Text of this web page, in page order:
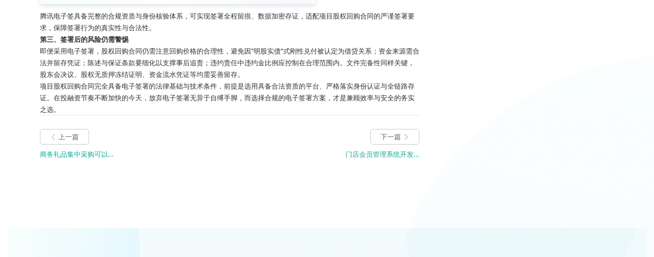
腾讯电子签具备完整的合规资质与身份核验体系，可实现签署全程留痕、数据加密存证，适配项目股权回购合同的严谨签署要
求，保障签署行为的真实性与合法性。
第三、签署后的风险仍需警惕
即便采用电子签署，股权回购合同仍需注意回购价格的合理性，避免因"明股实债"式刚性兑付被认定为借贷关系；资金来源需合
法并留存凭证；陈述与保证条款要细化以支撑事后追责；违约责任中违约金比例应控制在合理范围内。文件完备性同样关键，
股东会决议、股权无质押冻结证明、资金流水凭证等均需妥善留存。
项目股权回购合同完全具备电子签署的法律基础与技术条件，前提是选用具备合法资质的平台、严格落实身份认证与全链路存
证。在投融资节奏不断加快的今天，放弃电子签署无异于自缚手脚，而选择合规的电子签署方案，才是兼顾效率与安全的务实
之选。
上一篇
商务礼品集中采购可以...
下一篇
门店会员管理系统开发...